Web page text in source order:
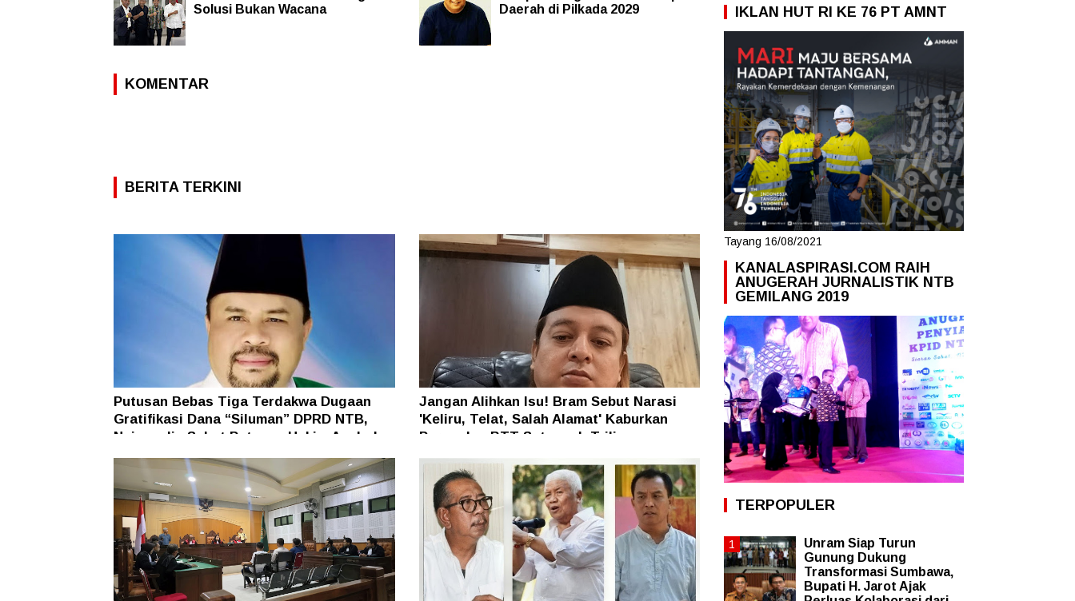
Solusi Bukan Wacana
Daerah di Pilkada 2029
KOMENTAR
BERITA TERKINI
Putusan Bebas Tiga Terdakwa Dugaan
Gratifikasi Dana “Siluman” DPRD NTB,
Najamudin Sebut Putusan Hakim Aneh dan
Ganjil
Jangan Alihkan Isu! Bram Sebut Narasi
'Keliru, Telat, Salah Alamat' Kaburkan
Persoalan BTT Setengah Triliun
IKLAN HUT RI KE 76 PT AMNT
Tayang 16/08/2021
KANALASPIRASI.COM RAIH
ANUGERAH JURNALISTIK NTB
GEMILANG 2019
TERPOPULER
Unram Siap Turun
Gunung Dukung
Transformasi Sumbawa,
Bupati H. Jarot Ajak